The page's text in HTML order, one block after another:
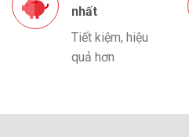
nhất
Tiết kiệm, hiệu
quả hơn